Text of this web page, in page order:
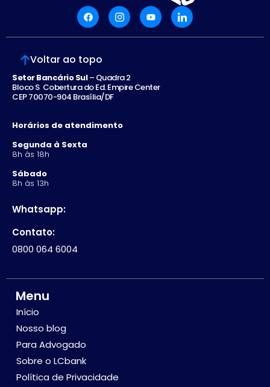
Voltar ao topo
Setor Bancário Sul– Quadra 2
Bloco S Cobertura do Ed. Empire Center
CEP 70070-904 Brasília/DF
Horários de atendimento
Segunda à Sexta
8h às 18h
Sábado
8h às 13h
Whatsapp:
Contato:
0800 064 6004
Menu
Início
Nosso blog
Para Advogado
Sobre o LCbank
Política de Privacidade